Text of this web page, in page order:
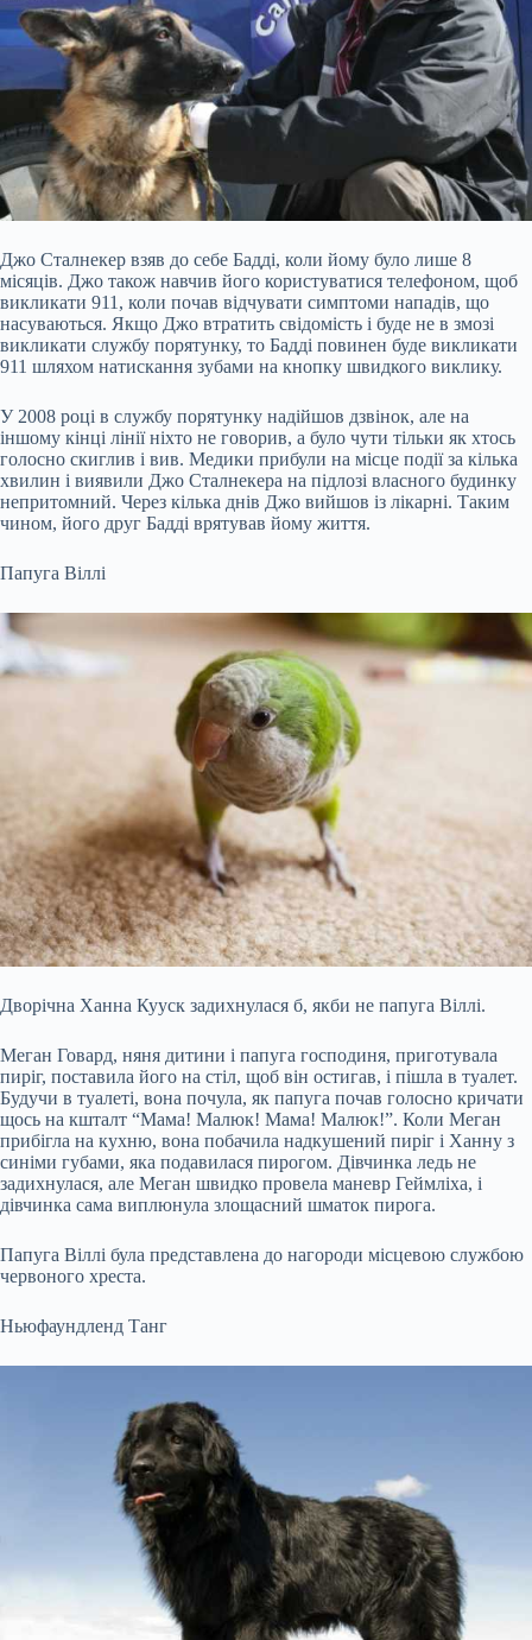
Джо Сталнекер взяв до себе Бадді, коли йому було лише 8
місяців. Джо також навчив його користуватися телефоном, щоб
викликати 911, коли почав відчувати симптоми нападів, що
насуваються. Якщо Джо втратить свідомість і буде не в змозі
викликати службу порятунку, то Бадді повинен буде викликати
911 шляхом натискання зубами на кнопку швидкого виклику.
У 2008 році в службу порятунку надійшов дзвінок, але на
іншому кінці лінії ніхто не говорив, а було чути тільки як хтось
голосно скиглив і вив. Медики прибули на місце події за кілька
хвилин і виявили Джо Сталнекера на підлозі власного будинку
непритомний. Через кілька днів Джо вийшов із лікарні. Таким
чином, його друг Бадді врятував йому життя.
Папуга Віллі
Дворічна Ханна Кууск задихнулася б, якби не папуга Віллі.
Меган Говард, няня дитини і папуга господиня, приготувала
пиріг, поставила його на стіл, щоб він остигав, і пішла в туалет.
Будучи в туалеті, вона почула, як папуга почав голосно кричати
щось на кшталт “Мама! Малюк! Мама! Малюк!”. Коли Меган
прибігла на кухню, вона побачила надкушений пиріг і Ханну з
синіми губами, яка подавилася пирогом. Дівчинка ледь не
задихнулася, але Меган швидко провела маневр Геймліха, і
дівчинка сама виплюнула злощасний шматок пирога.
Папуга Віллі була представлена до нагороди місцевою службою
червоного хреста.
Ньюфаундленд Танг